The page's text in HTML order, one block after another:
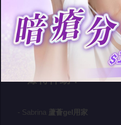
上網睇到有人教用
平又Work，諗住
啦…… 點知用完蘆
爆得仲勁！
- Sabrina 蘆薈gel用家